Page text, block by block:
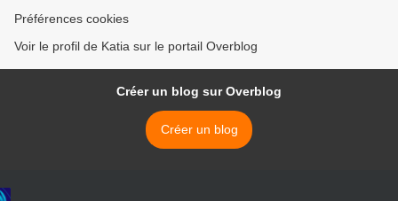
Préférences cookies
Voir le profil de Katia sur le portail Overblog
Créer un blog sur Overblog
Créer un blog